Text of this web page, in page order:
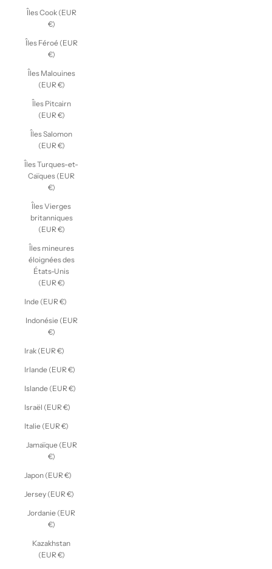
Îles Cook (EUR
€)
Îles Féroé (EUR
€)
Îles Malouines
(EUR €)
Îles Pitcairn
(EUR €)
Îles Salomon
(EUR €)
Îles Turques-et-
Caïques (EUR
€)
Îles Vierges
britanniques
(EUR €)
Îles mineures
éloignées des
États-Unis
(EUR €)
Inde (EUR €)
Indonésie (EUR
€)
Irak (EUR €)
Irlande (EUR €)
Islande (EUR €)
Israël (EUR €)
Italie (EUR €)
Jamaïque (EUR
€)
Japon (EUR €)
Jersey (EUR €)
Jordanie (EUR
€)
Kazakhstan
(EUR €)